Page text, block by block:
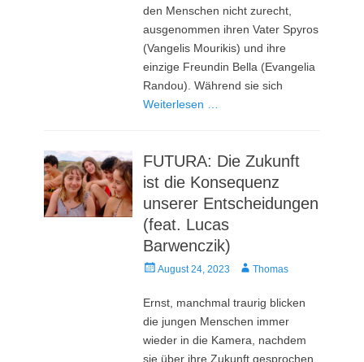
den Menschen nicht zurecht,
ausgenommen ihren Vater Spyros
(Vangelis Mourikis) und ihre
einzige Freundin Bella (Evangelia
Randou). Während sie sich
Weiterlesen …
FUTURA: Die Zukunft
ist die Konsequenz
unserer Entscheidungen
(feat. Lucas
Barwenczik)
Veröffentlicht
August 24, 2023 AutorThomas
Ernst, manchmal traurig blicken
die jungen Menschen immer
wieder in die Kamera, nachdem
sie über ihre Zukunft gesprochen